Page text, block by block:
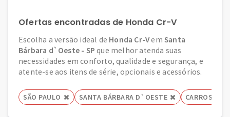
Ofertas encontradas de Honda Cr-V
Escolha a versão ideal de Honda Cr-VemSanta
Bárbara d`Oeste - SP que melhor atenda suas
necessidades em conforto, qualidade e segurança, e
atente-se aos itens de série, opcionais e acessórios.
SÃO PAULO SANTA BÁRBARA D`OESTE CARROS